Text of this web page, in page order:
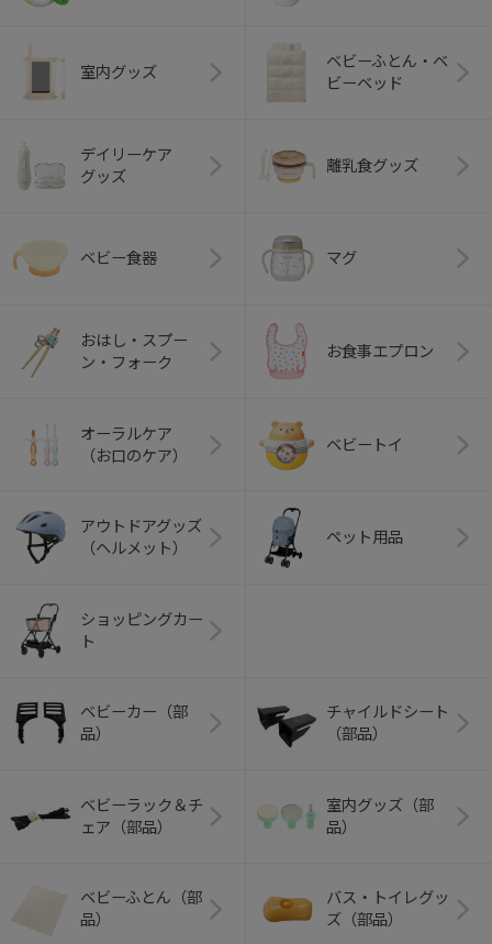
室内グッズ
ベビーふとん・ベ
ビーベッド
デイリーケア
グッズ
離乳食グッズ
ベビー食器 マグ
おはし・スプー
ン・フォーク
お食事エプロン
オーラルケア
（お口のケア）
ベビートイ
アウトドアグッズ
（ヘルメット）
ペット用品
ショッピングカー
ト
ベビーカー（部
品）
チャイルドシート
（部品）
ベビーラック＆チ
ェア（部品）
室内グッズ（部
品）
ベビーふとん（部
品）
バス・トイレグッ
ズ（部品）